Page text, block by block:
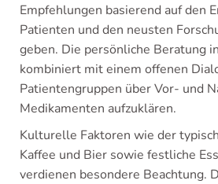
Empfehlungen basierend auf den
Patienten und den neusten
geben. Die persönliche Beratung
kombiniert mit einem offenen
Patientengruppen über Vor- und
Medikamenten aufzuklären.
Kulturelle Faktoren wie der
Kaffee und Bier sowie festliche
verdienen besondere Beachtung.